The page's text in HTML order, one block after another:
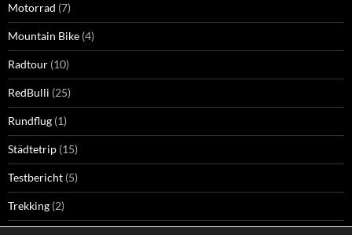
Motorrad (7)
Mountain Bike (4)
Radtour (10)
RedBulli (25)
Rundflug (1)
Städtetrip (15)
Testbericht (5)
Trekking (2)